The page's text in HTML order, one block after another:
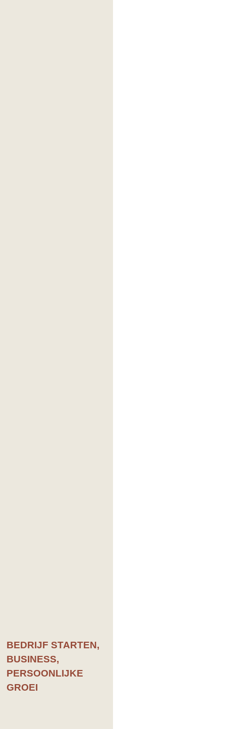
BEDRIJF STARTEN,
BUSINESS,
PERSOONLIJKE
GROEI